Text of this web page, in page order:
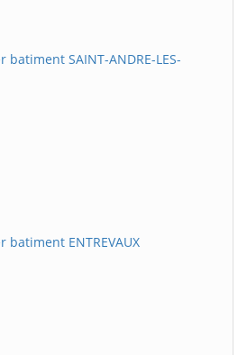
SAINT-ANDRE-LES-
ENTREVAUX